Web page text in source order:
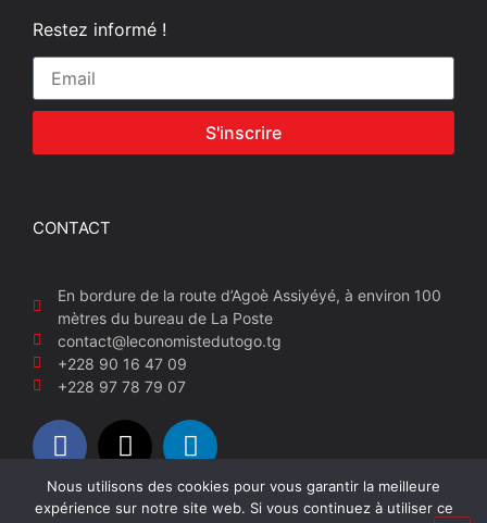
Restez informé !
S'inscrire
CONTACT
En bordure de la route d’Agoè Assiyéyé, à environ 100
mètres du bureau de La Poste
contact@leconomistedutogo.tg
+228 90 16 47 09
+228 97 78 79 07
Nous utilisons des cookies pour vous garantir la meilleure
expérience sur notre site web. Si vous continuez à utiliser ce